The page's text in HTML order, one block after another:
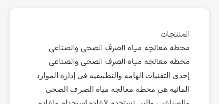
المنتجات
محطه معالجه میاه الصرف الصحی والصناعی
محطه معالجه میاه الصرف الصحی والصناعی
إحدى التقنیات الهامه والتطبیقیه فی إداره الموارد
المائیه هی محطه معالجه میاه الصرف الصحی